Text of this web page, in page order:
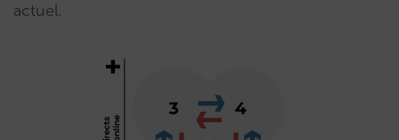
actuel.